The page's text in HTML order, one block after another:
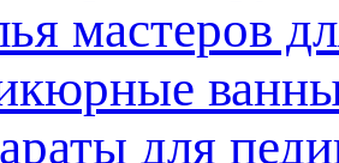
мастеров
для